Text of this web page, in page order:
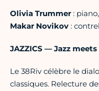
Olivia Trummer:
Makar Novikov :
JAZZICS — Jazz
Le 38Riv célèbre le
classiques. Relecture